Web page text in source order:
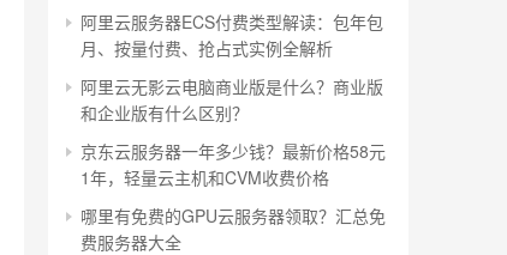
阿里云服务器ECS付费类型解读：包年包
月、按量付费、抢占式实例全解析
阿里云无影云电脑商业版是什么？商业版
和企业版有什么区别？
京东云服务器一年多少钱？最新价格58元
1年，轻量云主机和CVM收费价格
哪里有免费的GPU云服务器领取？汇总免
费服务器大全